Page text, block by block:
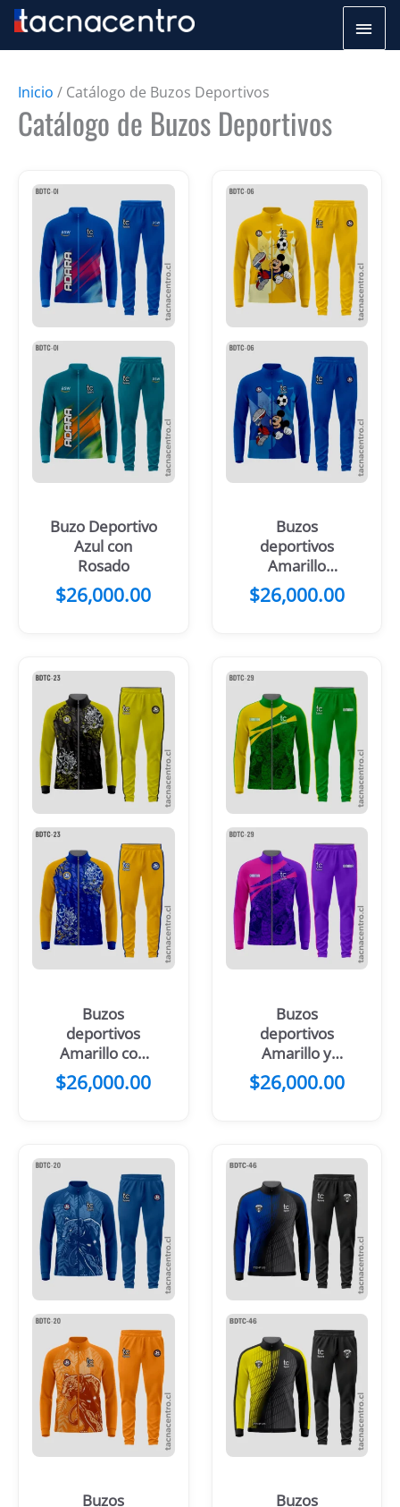
Inicio / Catálogo de Buzos Deportivos
Catálogo de Buzos Deportivos
Buzo Deportivo
Azul con
Rosado
$26,000.00
Buzos
deportivos
Amarillo
animado
$26,000.00
Buzos
deportivos
Amarillo con
negro
$26,000.00
Buzos
deportivos
Amarillo y
verde
$26,000.00
Buzos
Buzos